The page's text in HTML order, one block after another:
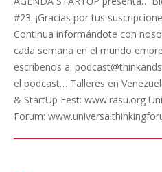
07
#23. ¡Gracias por tus
Continua informándote con
cada semana en el mundo
escríbenos a:
el podcast… Talleres en
& StartUp Fest: www.rasu.org
Forum: